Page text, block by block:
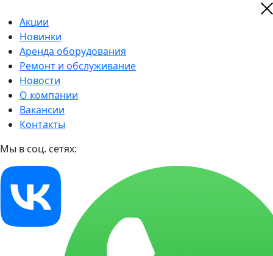
Акции
Новинки
Аренда оборудования
Ремонт и обслуживание
Новости
О компании
Вакансии
Контакты
Мы в соц. сетях: